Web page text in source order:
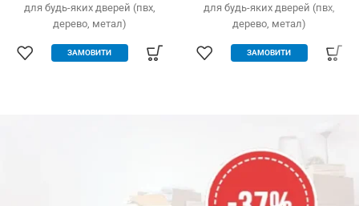
для будь-яких дверей (пвх,
дерево, метал)
інструменту
ЗАМОВИТИ
для будь-яких дверей (пвх,
дерево, метал)
інструменту
міцний та якісний матеріал
ЗАМОВИТИ